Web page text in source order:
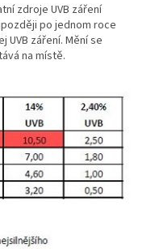
zdroje UVB záření
po jednom roce
UVB záření. Mění se
na místě.